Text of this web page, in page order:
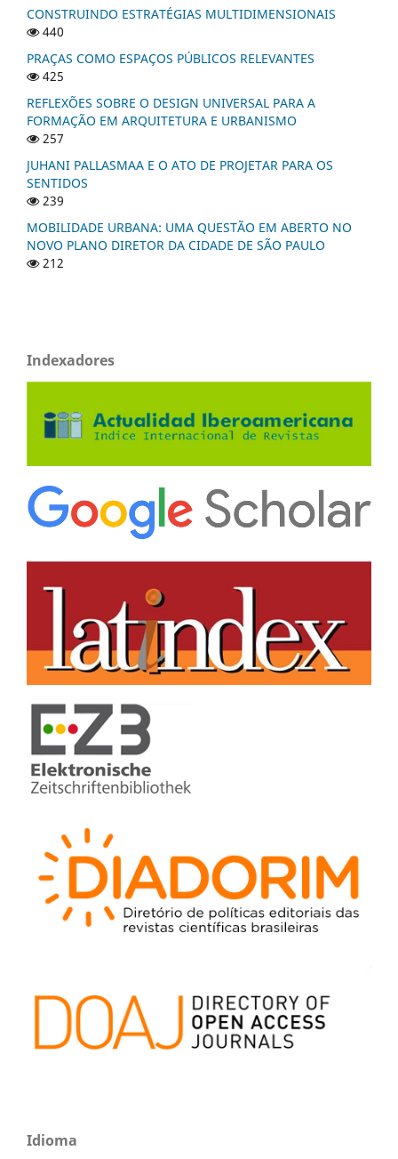
CONSTRUINDO ESTRATÉGIAS MULTIDIMENSIONAIS
440
PRAÇAS COMO ESPAÇOS PÚBLICOS RELEVANTES
425
REFLEXÕES SOBRE O DESIGN UNIVERSAL PARA A
FORMAÇÃO EM ARQUITETURA E URBANISMO
257
JUHANI PALLASMAA E O ATO DE PROJETAR PARA OS
SENTIDOS
239
MOBILIDADE URBANA: UMA QUESTÃO EM ABERTO NO
NOVO PLANO DIRETOR DA CIDADE DE SÃO PAULO
212
Indexadores
Idioma